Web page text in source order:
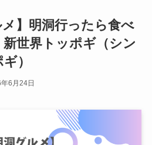
メ】明洞行ったら食べ
世界トッポギ（シン
）
6月24日